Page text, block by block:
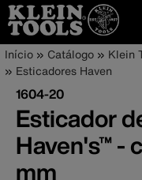
Pular
para
conteúdo
principal
Navegação
principal
Trilha
de
navegação
Início Catálogo Klein
Esticadores Haven
1604-20
Esticador
Haven's™ -
mm